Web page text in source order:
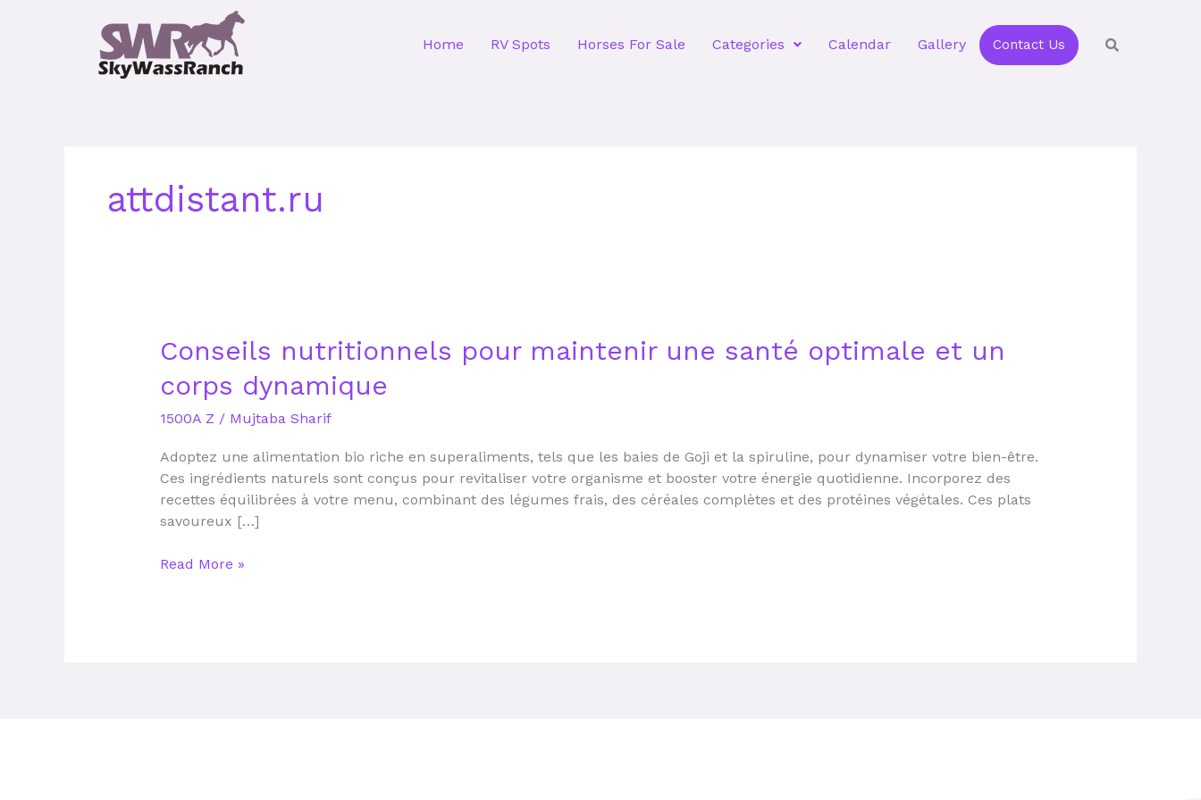
Home RV Spots Horses For Sale Categories Calendar Gallery Contact Us
attdistant.ru
Conseils nutritionnels pour maintenir une santé optimale et un
corps dynamique
1500A Z / Mujtaba Sharif
Adoptez une alimentation bio riche en superaliments, tels que les baies de Goji et la spiruline, pour dynamiser votre bien-être.
Ces ingrédients naturels sont conçus pour revitaliser votre organisme et booster votre énergie quotidienne. Incorporez des
recettes équilibrées à votre menu, combinant des légumes frais, des céréales complètes et des protéines végétales. Ces plats
savoureux […]
Conseils
nutritionnels
pour
une
santé
optimale
dynamique
Read More »